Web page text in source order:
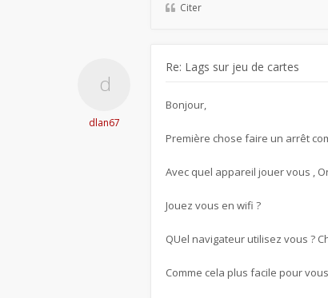
Citer
dlan67
Re: Lags sur jeu de cartes
Bonjour,
Première chose faire un arrêt
Avec quel appareil jouer vous ,
Jouez vous en wifi ?
QUel navigateur utilisez vous ?
Comme cela plus facile pour